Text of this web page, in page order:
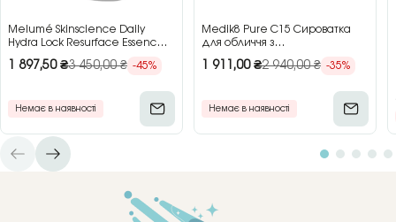
Melumé Skinscience Daily
Hydra Lock Resurface Essence
обличчя з кислотами, 150 мл
1 897,50₴3 450,00₴ -45%
Немає в наявності
Medik8 Pure C15 Сироватка
для обличчя з
2×15 мл
1 911,00₴2 940,00₴ -35%
Немає в наявності